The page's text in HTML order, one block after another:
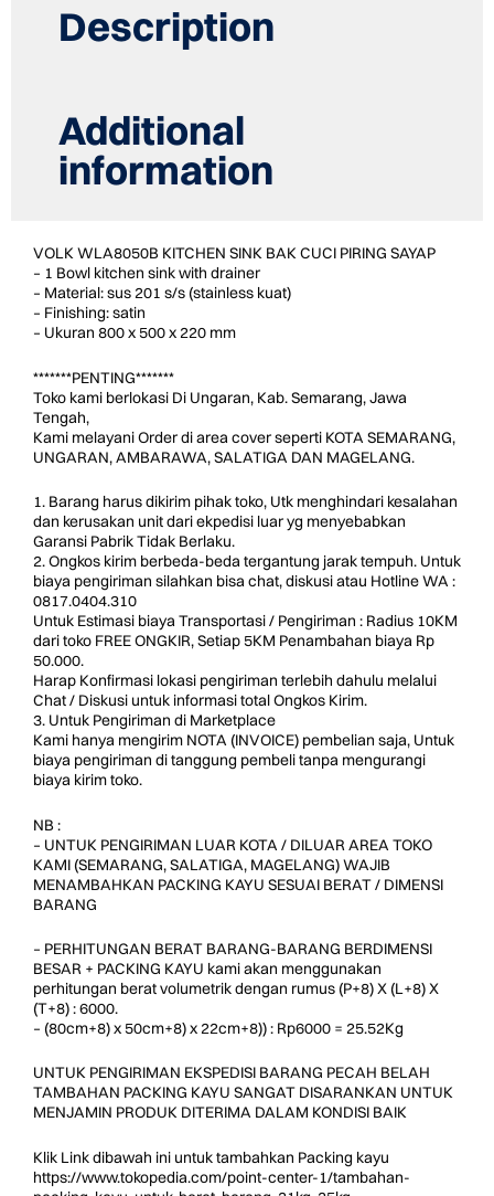
Description
Additional
information
VOLK WLA8050B KITCHEN SINK BAK CUCI PIRING SAYAP
– 1 Bowl kitchen sink with drainer
– Material: sus 201 s/s (stainless kuat)
– Finishing: satin
– Ukuran 800 x 500 x 220 mm
*******PENTING*******
Toko kami berlokasi Di Ungaran, Kab. Semarang, Jawa
Tengah,
Kami melayani Order di area cover seperti KOTA SEMARANG,
UNGARAN, AMBARAWA, SALATIGA DAN MAGELANG.
1. Barang harus dikirim pihak toko, Utk menghindari kesalahan
dan kerusakan unit dari ekpedisi luar yg menyebabkan
Garansi Pabrik Tidak Berlaku.
2. Ongkos kirim berbeda-beda tergantung jarak tempuh. Untuk
biaya pengiriman silahkan bisa chat, diskusi atau Hotline WA :
0817.0404.310
Untuk Estimasi biaya Transportasi / Pengiriman : Radius 10KM
dari toko FREE ONGKIR, Setiap 5KM Penambahan biaya Rp
50.000.
Harap Konfirmasi lokasi pengiriman terlebih dahulu melalui
Chat / Diskusi untuk informasi total Ongkos Kirim.
3. Untuk Pengiriman di Marketplace
Kami hanya mengirim NOTA (INVOICE) pembelian saja, Untuk
biaya pengiriman di tanggung pembeli tanpa mengurangi
biaya kirim toko.
NB :
– UNTUK PENGIRIMAN LUAR KOTA / DILUAR AREA TOKO
KAMI (SEMARANG, SALATIGA, MAGELANG) WAJIB
MENAMBAHKAN PACKING KAYU SESUAI BERAT / DIMENSI
BARANG
– PERHITUNGAN BERAT BARANG-BARANG BERDIMENSI
BESAR + PACKING KAYU kami akan menggunakan
perhitungan berat volumetrik dengan rumus (P+8) X (L+8) X
(T+8) : 6000.
– (80cm+8) x 50cm+8) x 22cm+8)) : Rp6000 = 25.52Kg
UNTUK PENGIRIMAN EKSPEDISI BARANG PECAH BELAH
TAMBAHAN PACKING KAYU SANGAT DISARANKAN UNTUK
MENJAMIN PRODUK DITERIMA DALAM KONDISI BAIK
Klik Link dibawah ini untuk tambahkan Packing kayu
https://www.tokopedia.com/point-center-1/tambahan-